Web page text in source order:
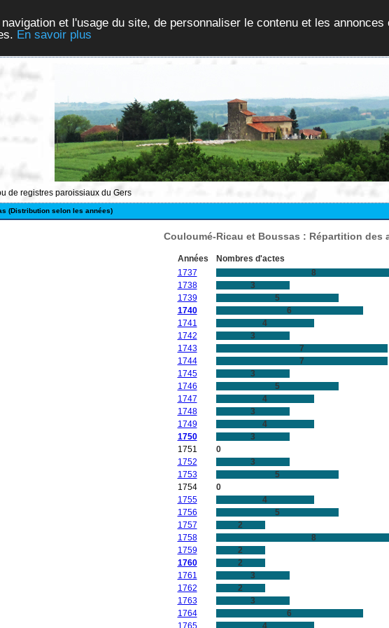
et l'usage du site, de personnaliser le contenu et les
En savoir plus
de registres paroissiaux du Gers
(Distribution selon les années)
Couloumé-Ricau et Boussas : Répartition des
Années
Nombres d'actes
1737
8
1738
3
1739
5
1740
6
1741
4
1742
3
1743
7
1744
7
1745
3
1746
5
1747
4
1748
3
1749
4
1750
3
1751
0
1752
3
1753
5
1754
0
1755
4
1756
5
1757
2
1758
8
1759
2
1760
2
1761
3
1762
2
1763
3
1764
6
1765
4